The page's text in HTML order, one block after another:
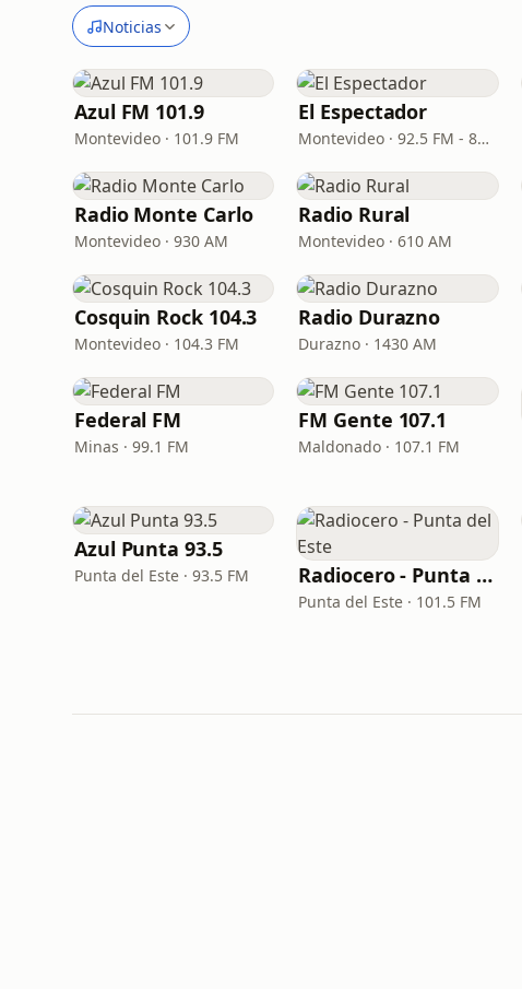
Noticias
Azul FM 101.9
Montevideo · 101.9 FM
El Espectador
Montevideo · 92.5 FM - 810 AM
Radio Monte Carlo
Montevideo · 930 AM
Radio Rural
Montevideo · 610 AM
Cosquin Rock 104.3
Montevideo · 104.3 FM
Radio Durazno
Durazno · 1430 AM
Federal FM
Minas · 99.1 FM
FM Gente 107.1
Maldonado · 107.1 FM
Azul Punta 93.5
Punta del Este · 93.5 FM Radiocero - Punta del Este
Punta del Este · 101.5 FM